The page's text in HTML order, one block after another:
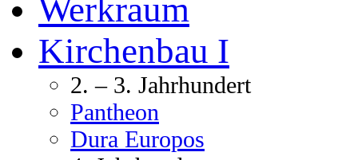
Werkraum
Kirchenbau I
2. – 3. Jahrhundert
Pantheon
Dura Europos